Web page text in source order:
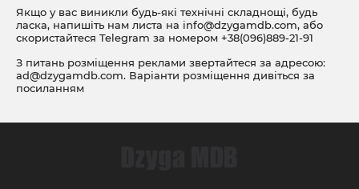
Якщо у вас виникли будь-які технічні складнощі, будь
ласка, напишіть нам листа на info@dzygamdb.com, або
скористайтеся Telegram за номером +38(096)889-21-91
З питань розміщення реклами звертайтеся за адресою:
ad@dzygamdb.com. Варіанти розміщення дивіться за
посиланням